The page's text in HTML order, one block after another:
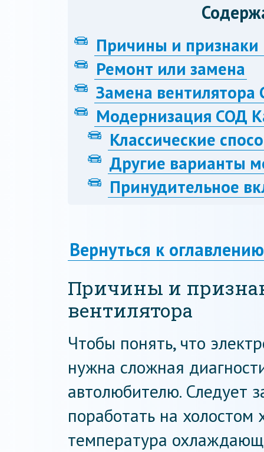
Причины и признаки
Ремонт или замена
Замена вентилятора
Модернизация СОД
Классические
Другие варианты
Принудительное
Вернуться к оглавлению
Причины и
вентилятора
Чтобы понять, что
нужна сложная
автолюбителю. Следует
поработать на холостом
температура